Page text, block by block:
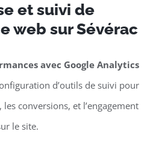
et suivi de
web sur Sévérac
avec Google Analytics
d’outils de suivi pour
conversions, et l’engagement
le site.